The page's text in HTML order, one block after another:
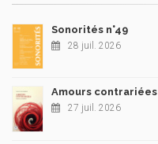
Sonorités n°49
28 juil. 2026
Amours contrariées
27 juil. 2026